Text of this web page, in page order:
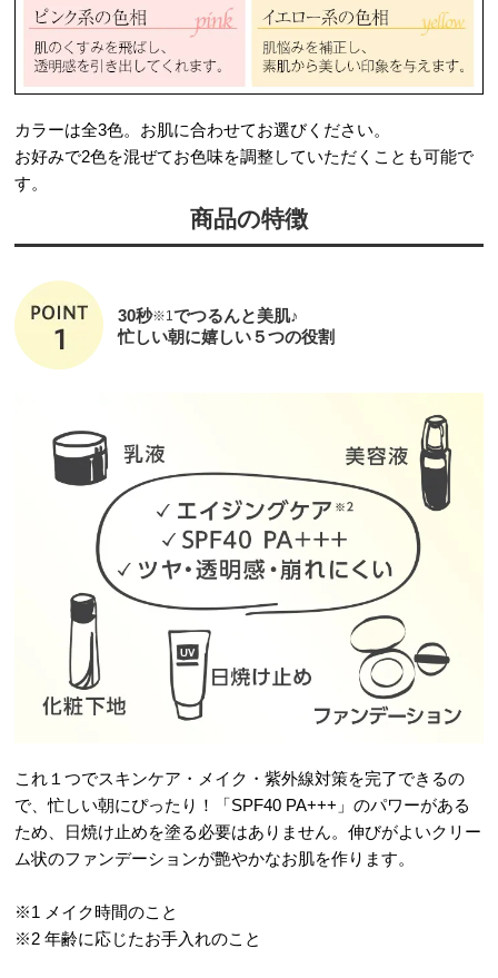
カラーは全3色。お肌に合わせてお選びください。
お好みで2色を混ぜてお色味を調整していただくことも可能で
す。
商品の特徴
30秒※1 でつるんと美肌♪
忙しい朝に嬉しい５つの役割
これ１つでスキンケア・メイク・紫外線対策を完了できるの
で、忙しい朝にぴったり！「SPF40 PA+++」のパワーがある
ため、日焼け止めを塗る必要はありません。伸びがよいクリー
ム状のファンデーションが艶やかなお肌を作ります。
※1 メイク時間のこと
※2 年齢に応じたお手入れのこと